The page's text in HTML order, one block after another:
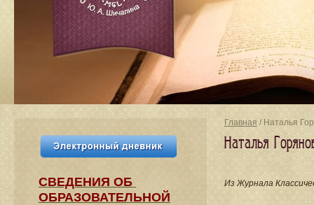
Главная / Наталья
Наталья
Из Журнала
СВЕДЕНИЯ​ ОБ
ОБРАЗОВАТЕЛЬНОЙ